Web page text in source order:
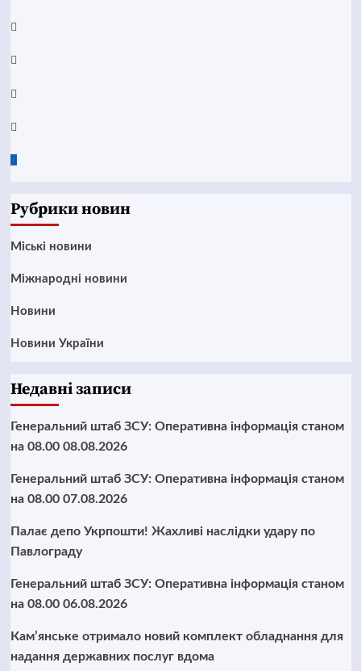
YouTube
Telegram
Instagram
Twitter
Google
Рубрики новин
Mіські новини
Міжнародні новини
Новини
Новини України
Недавні записи
Генеральний штаб ЗСУ: Оперативна інформація станом
на 08.00 08.08.2026
Генеральний штаб ЗСУ: Оперативна інформація станом
на 08.00 07.08.2026
Палає депо Укрпошти! Жахливі наслідки удару по
Павлограду
Генеральний штаб ЗСУ: Оперативна інформація станом
на 08.00 06.08.2026
Кам’янське отримало новий комплект обладнання для
надання державних послуг вдома